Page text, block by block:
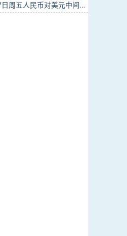
2026年8月7日周五人民币对美元中间价报6.7904调贬9个基点